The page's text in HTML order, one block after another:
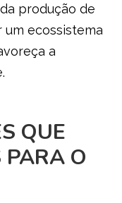
produção de
um ecossistema
a
QUE
PARA O